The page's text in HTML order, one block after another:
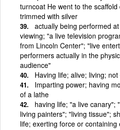
turncoat He went to the
trimmed with silver
actually being performed
viewing; "a live television
from Lincoln Center"; "live
performers actually in the
audience"
Having life; alive; living; not
Imparting power; having
of a lathe
having life; "a live canary";
living painters"; "living tissue";
life; exerting force or containing